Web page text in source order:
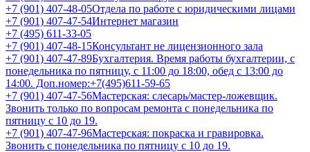
+7 (901) 407-48-05Отдела по работе с юридическими лицами
+7 (901) 407-47-54Интернет магазин
+7 (495) 611-33-05
+7 (901) 407-48-15Консультант не лицензионного зала
+7 (901) 407-47-89Бухгалтерия. Время работы бухгалтерии, с
понедельника по пятницу, с 11:00 до 18:00, обед с 13:00 до
14:00. Доп.номер:+7(495)611-59-65
+7 (901) 407-47-56Мастерская: слесарь/мастер-ложевщик.
Звонить только по вопросам ремонта с понедельника по
пятницу с 10 до 19.
+7 (901) 407-47-96Мастерская: покраска и гравировка.
Звонить с понедельника по пятницу с 10 до 19.